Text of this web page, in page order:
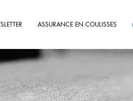
ASSURANCE EN COULISSES